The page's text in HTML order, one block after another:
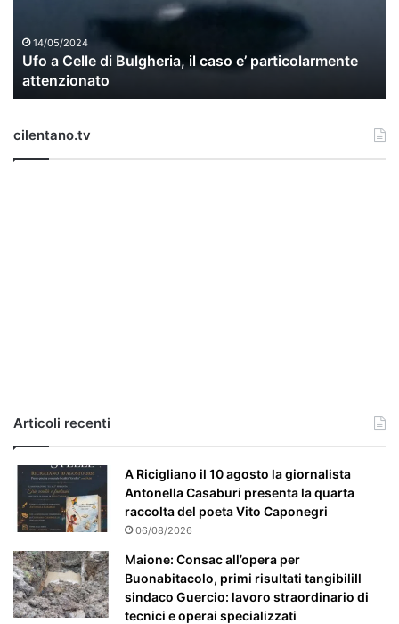
i
u
l
e
p
t
c
o
l
a
14/05/2024
Ufo a Celle di Bulgheria, il caso e’ particolarmente
attenzionato
cilentano.tv
Articoli recenti
A Ricigliano il 10 agosto la giornalista
Antonella Casaburi presenta la quarta
raccolta del poeta Vito Caponegri
06/08/2026
Maione: Consac all’opera per
Buonabitacolo, primi risultati tangibiliIl
sindaco Guercio: lavoro straordinario di
tecnici e operai specializzati